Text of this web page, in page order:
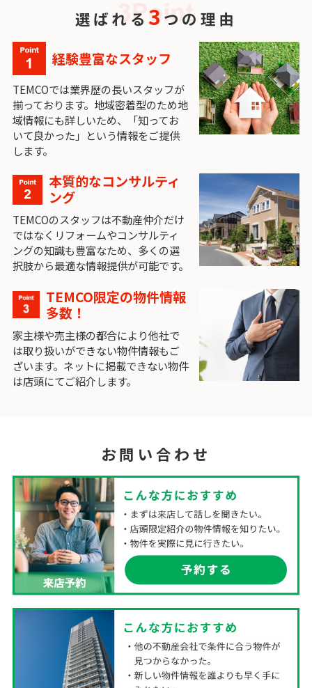
選ばれる 3 つの理由
経験豊富なスタッフ
TEMCOでは業界歴の長いスタッフが
揃っております。地域密着型のため地
域情報にも詳しいため、「知ってお
いて良かった」という情報をご提供
します。
本質的なコンサルティ
ング
TEMCOのスタッフは不動産仲介だけ
ではなくリフォームやコンサルティ
ングの知識も豊富なため、多くの選
択肢から最適な情報提供が可能です。
TEMCO限定の物件情報
多数！
家主様や売主様の都合により他社で
は取り扱いができない物件情報もご
ざいます。ネットに掲載できない物件
は店頭にてご紹介します。
お問い合わせ